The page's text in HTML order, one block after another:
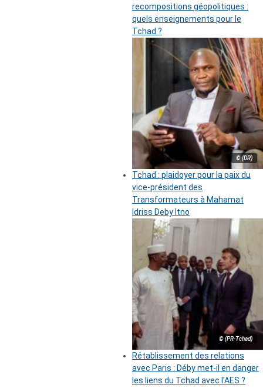
recompositions géopolitiques :
quels enseignements pour le
Tchad ?
© (DR)
Tchad : plaidoyer pour la paix du
vice-président des
Transformateurs à Mahamat
Idriss Deby Itno
© (PR-Tchad)
Rétablissement des relations
avec Paris : Déby met-il en danger
les liens du Tchad avec l’AES ?